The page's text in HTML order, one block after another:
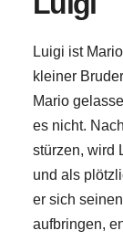
Luigi ist
kleiner
Mario
es nicht.
stürzen, wird
und als
er sich
aufbringen,